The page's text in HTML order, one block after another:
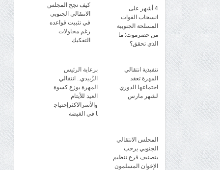
4 أشهر على
انسحاب القوات
المسلحة الجنوبية
من حضرموت: ما
الذي تحقق؟
كيف نجح المجلس
الانتقالي الجنوبي
في تثبيت قواعده
رغم محاولات
التفكيك
تنفيذية انتقالي
المهرة تعقد
اجتماعها الدوري
لشهر مارس
برعاية الرئيس
الزُبيدي.. انتقالي
المهرة يوزع كسوة
العيد للأيتام
والأسرالاكثرإحتياج
ا في الغيضة
المجلس الانتقالي
الجنوبي يرحب
بتصنيف فرع تنظيم
الإخوان المسلمون